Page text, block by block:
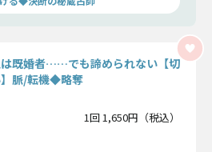
既婚者……でも諦められない【切
脈/転機◆略奪
1回 1,650円（税込）